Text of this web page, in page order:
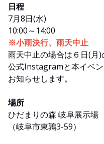
日程
7月8日(水)
10:00～14:00
※小雨決行、雨天中止
雨天中止の場合は６日(月
公式Instagramと本イベ
お知らせします。
場所
ひだまりの森 岐阜展示場
（岐阜市東鶉3-59）